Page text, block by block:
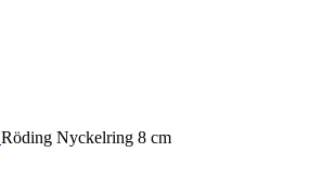
Röding Nyckelring 8 cm